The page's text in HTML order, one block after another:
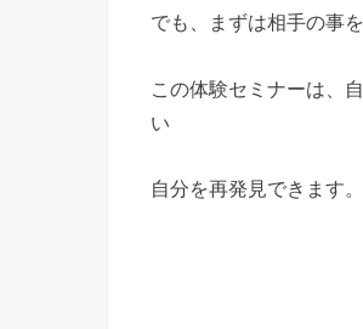
でも、まずは相手の事
この体験セミナーは、
い
自分を再発見できます